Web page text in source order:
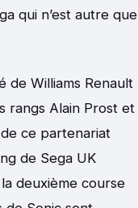
qui n’est autre que
de Williams Renault
rangs Alain Prost et
de ce partenariat
de Sega UK
deuxième course